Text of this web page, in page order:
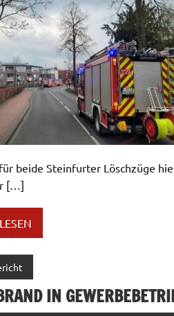
beide Steinfurter Löschzüge
[…]
IN